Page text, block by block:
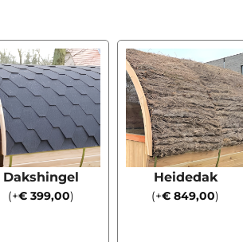
Dakshingel
(+€ 399,00)
Heidedak
(+€ 849,00)